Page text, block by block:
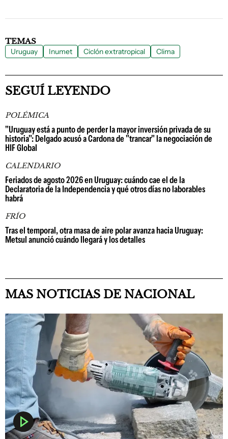
TEMAS
Uruguay Inumet Ciclón extratropical Clima
SEGUÍ LEYENDO
POLÉMICA
"Uruguay está a punto de perder la mayor inversión privada de su
historia": Delgado acusó a Cardona de "trancar" la negociación de
HIF Global
CALENDARIO
Feriados de agosto 2026 en Uruguay: cuándo cae el de la
Declaratoria de la Independencia y qué otros días no laborables
habrá
FRÍO
Tras el temporal, otra masa de aire polar avanza hacia Uruguay:
Metsul anunció cuándo llegará y los detalles
MAS NOTICIAS DE NACIONAL